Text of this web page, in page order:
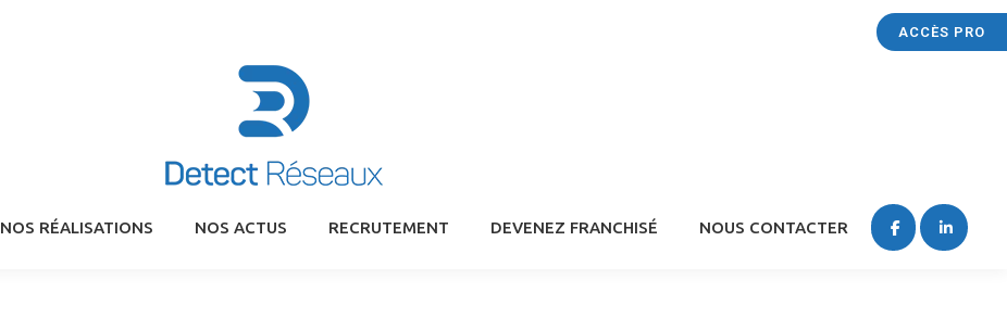
ACCÈS PRO
NOS RÉALISATIONS NOS ACTUS RECRUTEMENT DEVENEZ FRANCHISÉ NOUS CONTACTER